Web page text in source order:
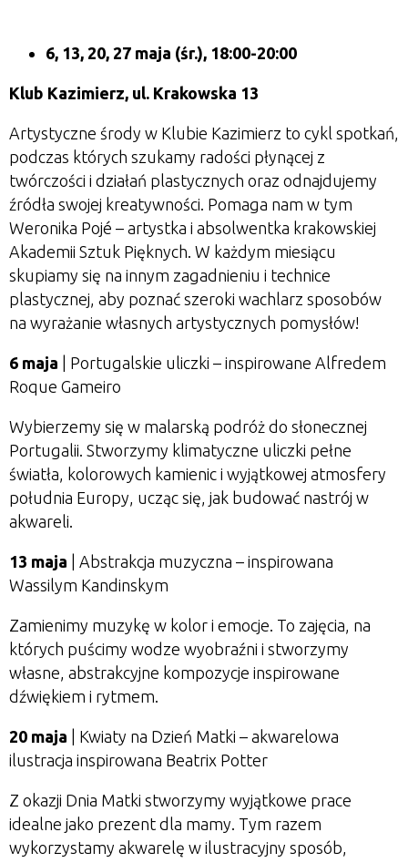
6, 13, 20, 27 maja (śr.), 18:00-20:00
Klub Kazimierz, ul. Krakowska 13
Artystyczne środy w Klubie Kazimierz to cykl spotkań,
podczas których szukamy radości płynącej z
twórczości i działań plastycznych oraz odnajdujemy
źródła swojej kreatywności. Pomaga nam w tym
Weronika Pojé – artystka i absolwentka krakowskiej
Akademii Sztuk Pięknych. W każdym miesiącu
skupiamy się na innym zagadnieniu i technice
plastycznej, aby poznać szeroki wachlarz sposobów
na wyrażanie własnych artystycznych pomysłów!
6 maja | Portugalskie uliczki – inspirowane Alfredem
Roque Gameiro
Wybierzemy się w malarską podróż do słonecznej
Portugalii. Stworzymy klimatyczne uliczki pełne
światła, kolorowych kamienic i wyjątkowej atmosfery
południa Europy, ucząc się, jak budować nastrój w
akwareli.
13 maja | Abstrakcja muzyczna – inspirowana
Wassilym Kandinskym
Zamienimy muzykę w kolor i emocje. To zajęcia, na
których puścimy wodze wyobraźni i stworzymy
własne, abstrakcyjne kompozycje inspirowane
dźwiękiem i rytmem.
20 maja | Kwiaty na Dzień Matki – akwarelowa
ilustracja inspirowana Beatrix Potter
Z okazji Dnia Matki stworzymy wyjątkowe prace
idealne jako prezent dla mamy. Tym razem
wykorzystamy akwarelę w ilustracyjny sposób,